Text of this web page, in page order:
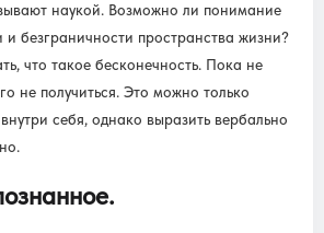
наукой. Возможно ли понимание
безграничности пространства жизни?
что такое бесконечность. Пока не
не получиться. Это можно только
себя, однако выразить вербально